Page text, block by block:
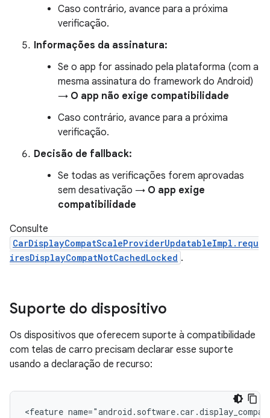
Caso contrário, avance para a próxima
verificação.
Informações da assinatura:
Se o app for assinado pela plataforma (com a
mesma assinatura do framework do Android)
→ O app não exige compatibilidade
Caso contrário, avance para a próxima
verificação.
Decisão de fallback:
Se todas as verificações forem aprovadas
sem desativação → O app exige
compatibilidade
Consulte
CarDisplayCompatScaleProviderUpdatableImpl.requ
iresDisplayCompatNotCachedLocked .
Suporte do dispositivo
Os dispositivos que oferecem suporte à compatibilidade
com telas de carro precisam declarar esse suporte
usando a declaração de recurso:
<feature